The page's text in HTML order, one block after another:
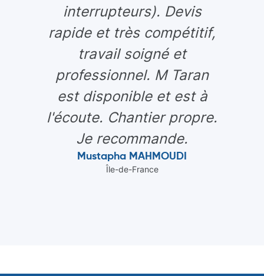
interrupteurs). Devis
rapide et très compétitif,
travail soigné et
professionnel. M Taran
est disponible et est à
l'écoute. Chantier propre.
Je recommande.
Mustapha MAHMOUDI
Île-de-France